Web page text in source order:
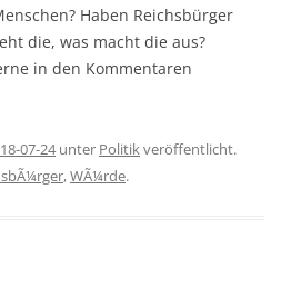
Haben Reichsbürger
die, was macht die aus?
in den Kommentaren
07-24unter Politikveröffentlicht.
,WÃ¼rde.